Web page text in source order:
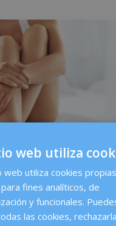
en la
web utiliza
web utiliza cookies
fines analíticos, de
y funcionales.
las cookies,